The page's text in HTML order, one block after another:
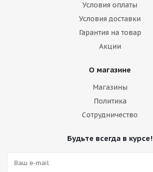
Условия оплаты
Условия доставки
Гарантия на товар
Акции
О магазине
Магазины
Политика
Сотрудничество
Будьте всегда в курсе!